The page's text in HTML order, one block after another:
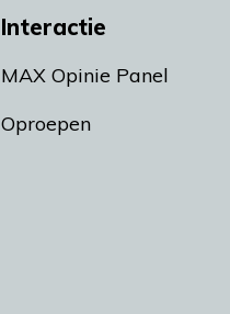
Interactie
MAX Opinie Panel
Oproepen